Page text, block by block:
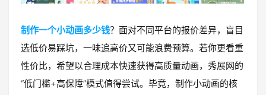
制作一个小动画多少钱？面对不同平台的报价差异，盲目
选低价易踩坑，一味追高价又可能浪费预算。若你更看重
性价比，希望以合理成本快速获得高质量动画，秀展网的
“低门槛+高保障”模式值得尝试。毕竟，制作小动画的核